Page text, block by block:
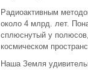
Радиоактивным
около 4 млрд. лет.
сплюснутый у
космическом
Наша Земля